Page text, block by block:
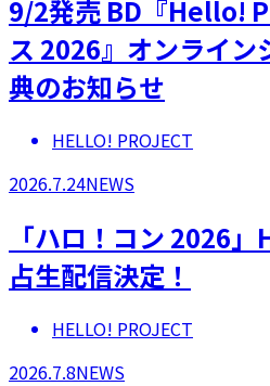
9/2発売 BD『Hello!
ス 2026』オンライン
典のお知らせ
HELLO! PROJECT
2026.7.24NEWS
「ハロ！コン 2026
占生配信決定！
HELLO! PROJECT
2026.7.8NEWS